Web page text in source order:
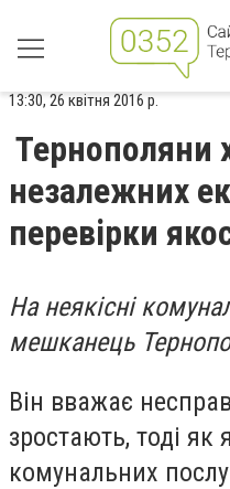
13:30, 26 квітня 2016 р.
Тернополяни
незалежних
перевірки
На неякісні
мешканець
Він вважає
зростають, тоді як
комунальних